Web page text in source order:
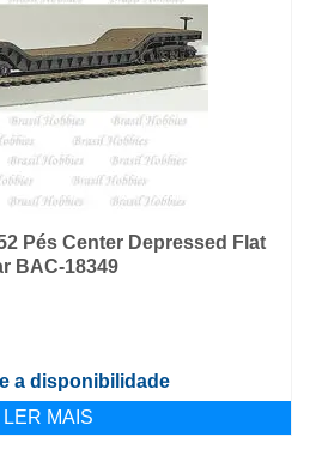
Pés Center Depressed Flat
BAC-18349
a disponibilidade
LER MAIS